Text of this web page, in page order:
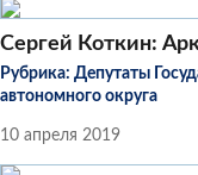
Сергей Коткин:
Рубрика: Депутаты
автономного округа
10 апреля 2019